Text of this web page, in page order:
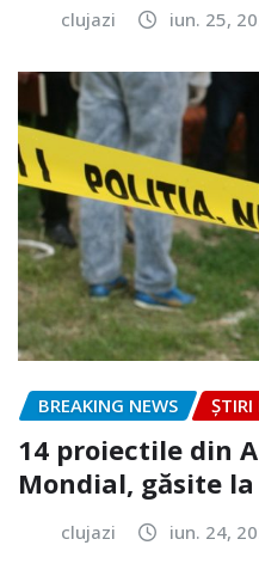
clujazi iun. 25,
BREAKING NEWS ȘTIRI
14 proiectile din
Mondial, găsite
clujazi iun. 24,